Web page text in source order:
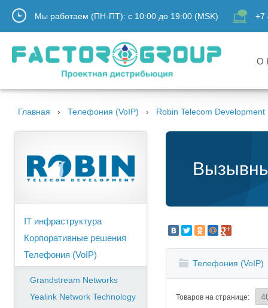
Мы работаем (ПН-ПТ): с 10:00 до 19:00 (MSK) +7
О
Главная Телефония (VoIP) Robin Telecom Development
IT инфраструктура
Корпоративные решения
Телефония (VoIP)
Grandstream Networks
Yealink Network Technology
Телефония (VoIP)
Товаров на странице: